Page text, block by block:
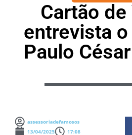
Cartão
entrevista o
Paulo
assessoriadefamosos
13/04/2025
17:08